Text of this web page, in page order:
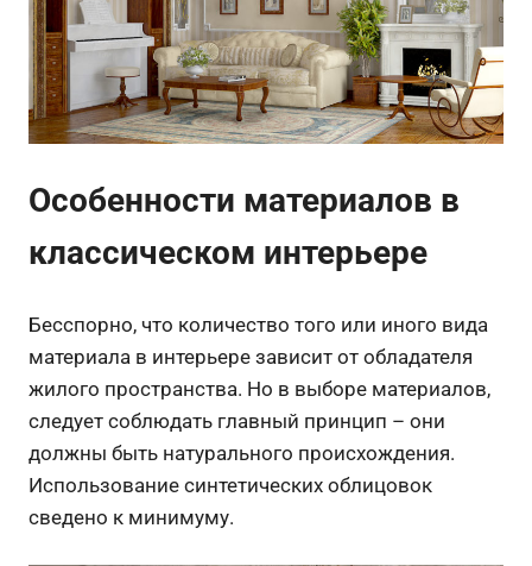
Особенности материалов в
классическом интерьере
Бесспорно, что количество того или иного вида
материала в интерьере зависит от обладателя
жилого пространства. Но в выборе материалов,
следует соблюдать главный принцип – они
должны быть натурального происхождения.
Использование синтетических облицовок
сведено к минимуму.